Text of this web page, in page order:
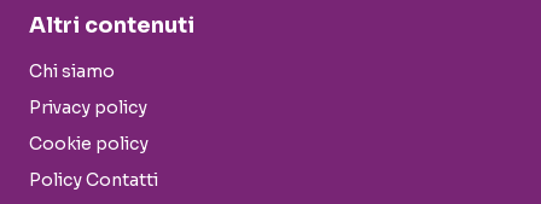
Altri contenuti
Chi siamo
Privacy policy
Cookie policy
Policy Contatti